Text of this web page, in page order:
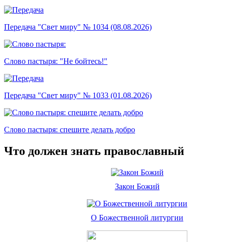
Передача "Свет миру" № 1034 (08.08.2026)
Слово пастыря: "Не бойтесь!"
Передача "Свет миру" № 1033 (01.08.2026)
Слово пастыря: спешите делать добро
Что должен знать православный
Закон Божий
О Божественной литургии